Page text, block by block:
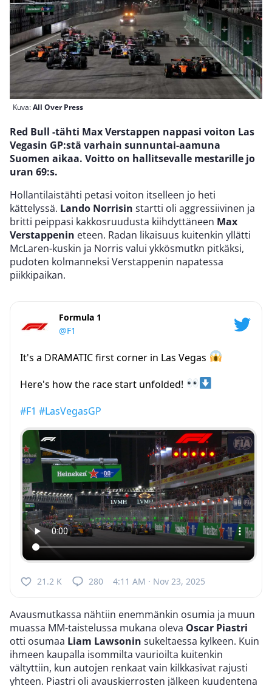
Kuva:All Over Press
Red Bull -tähti Max Verstappen nappasi voiton Las
Vegasin GP:stä varhain sunnuntai-aamuna
Suomen aikaa. Voitto on hallitsevalle mestarille jo
uran 69:s.
Hollantilaistähti petasi voiton itselleen jo heti
kättelyssä. Lando Norrisin startti oli aggressiivinen ja
britti peippasi kakkosruudusta kiihdyttäneen Max
Verstappenin eteen. Radan likaisuus kuitenkin yllätti
McLaren-kuskin ja Norris valui ykkösmutkn pitkäksi,
pudoten kolmanneksi Verstappenin napatessa
piikkipaikan.
Formula 1
@F1
It's a DRAMATIC first corner in Las Vegas
Here's how the race start unfolded!
#F1 #LasVegasGP
21.2 K 280 4:11 AM · Nov 23, 2025
Avausmutkassa nähtiin enemmänkin osumia ja muun
muassa MM-taistelussa mukana oleva Oscar Piastri
otti osumaa Liam Lawsonin sukeltaessa kylkeen. Kuin
ihmeen kaupalla isommilta vaurioilta kuitenkin
vältyttiin, kun autojen renkaat vain kilkkasivat rajusti
yhteen. Piastri oli avauskierrosten jälkeen kuudentena